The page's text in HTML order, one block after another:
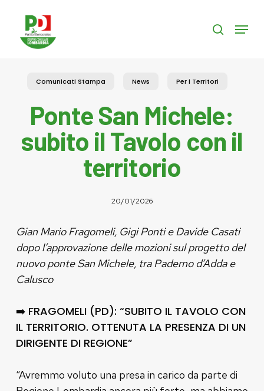
content
search
Menu
Comunicati Stampa News Per i Territori
Ponte San Michele:
subito il Tavolo con il
territorio
20/01/2026
Gian Mario Fragomeli, Gigi Ponti e Davide Casati
dopo l’approvazione delle mozioni sul progetto del
nuovo ponte San Michele, tra Paderno d’Adda e
Calusco
➡️ FRAGOMELI (PD): “SUBITO IL TAVOLO CON
IL TERRITORIO. OTTENUTA LA PRESENZA DI UN
DIRIGENTE DI REGIONE”
“Avremmo voluto una presa in carico da parte di